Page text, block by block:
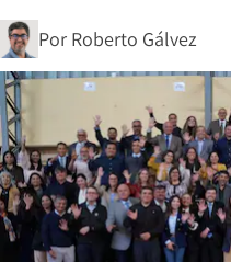
Por Roberto Gálvez